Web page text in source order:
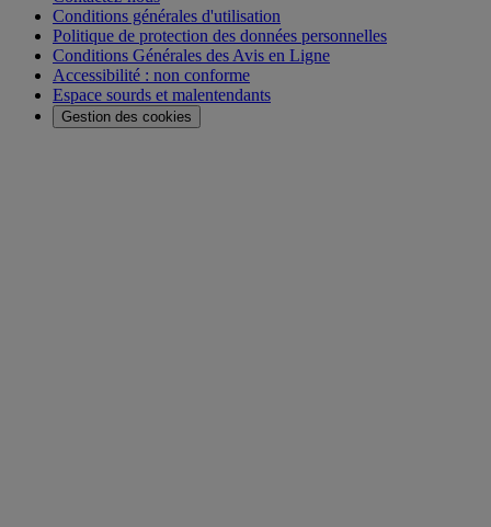
Conditions générales d'utilisation
Politique de protection des données personnelles
Conditions Générales des Avis en Ligne
Accessibilité : non conforme
Espace sourds et malentendants
Gestion des cookies